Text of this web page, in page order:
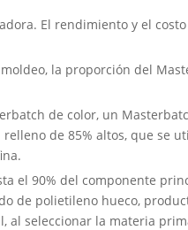
El rendimiento y el
la proporción del
de color, un
de 85% altos, que se
el 90% del componente
de polietileno hueco,
al seleccionar la materia